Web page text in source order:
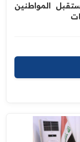
المواطنين